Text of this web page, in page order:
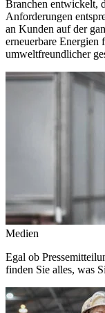
Branchen entwickelt,
Anforderungen
an Kunden auf der
erneuerbare
umweltfreundlicher
Medien
Egal ob
finden Sie alles, was